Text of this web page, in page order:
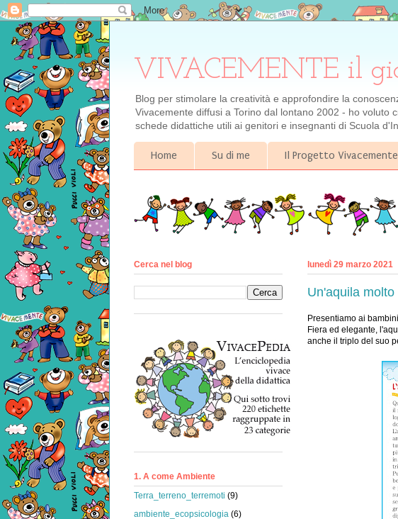
VIVACEMENTE il
Blog per stimolare la creatività e approfondire la
Vivacemente diffusi a Torino dal lontano 2002 - ho voluto
schede didattiche utili ai genitori e insegnanti di Scuola
Home Su di me Il Progetto Vivacemente
lunedì 29 marzo 2021
Un'aquila
Presentiamo ai
Fiera ed elegante,
anche il triplo del suo
Cerca nel blog
1. A come Ambiente
Terra_terreno_terremoti (9)
ambiente_ecopsicologia (6)